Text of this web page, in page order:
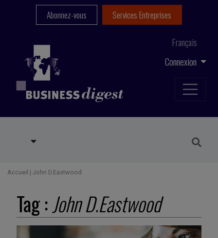
Connexion
Français
Abonnez-vous Services Entreprises
Accueil | John D.Eastwood
Tag :John D.Eastwood